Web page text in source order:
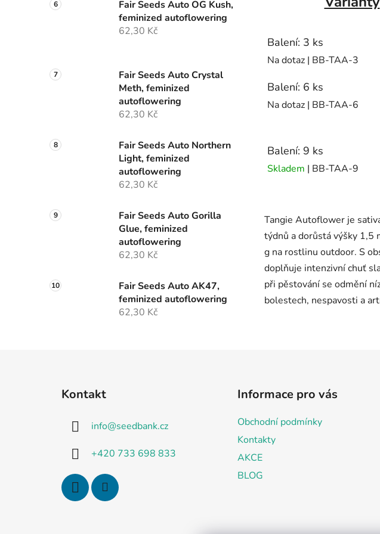
Fair Seeds Auto OG Kush,
feminized autoflowering
62,30 Kč
Fair Seeds Auto Crystal
Meth, feminized
autoflowering
62,30 Kč
Fair Seeds Auto Northern
Light, feminized
autoflowering
62,30 Kč
Fair Seeds Auto Gorilla
Glue, feminized
autoflowering
62,30 Kč
Fair Seeds Auto AK47,
feminized autoflowering
62,30 Kč
Balení: 3 ks
Na dotaz | BB-TAA-3
Balení: 6 ks
Na dotaz | BB-TAA-6
Balení: 9 ks
Skladem | BB-TAA-9
Kontakt
info@seedbank.cz
+420 733 698 833
Informace pro vás
Obchodní podmínky
Kontakty
AKCE
BLOG